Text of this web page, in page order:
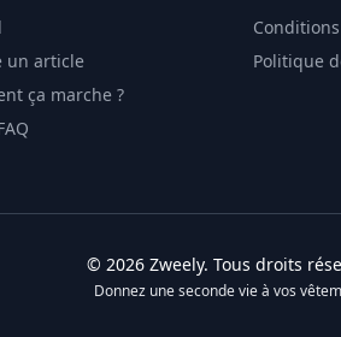
un article
ça marche ?
Politique
© 2026 Zweely. Tous droits
Donnez une seconde vie à vos